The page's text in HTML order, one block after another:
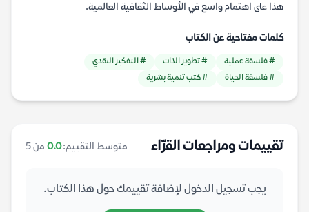
هذا على اهتمام واسع في الأوساط الثقافية العالمية.
كلمات مفتاحية عن الكتاب
# فلسفة عملية # تطوير الذات
# التفكير النقدي
# فلسفة الحياة
# كتب تنمية بشرية
تقييمات ومراجعات القرّاء متوسط التقييم:0.0 من 5
يجب تسجيل الدخول لإضافة تقييمك حول هذا الكتاب.